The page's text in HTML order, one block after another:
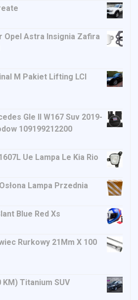
Opel Astra Insignia Zafira
M Pakiet Lifting LCI
Gle II W167 Suv 2019-
109199212200
Ue Lampa Le Kia Rio
Lampa Przednia
Blue Red Xs
Rurkowy 21Mm X 100
KM) Titanium SUV